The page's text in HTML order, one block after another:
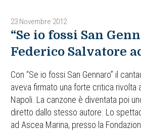
23 Novembre 2012
“Se io fossi San
Federico Salvatore
Con “Se io fossi San Gennaro” il
aveva firmato una forte critica rivolta
Napoli. La canzone è diventata poi
diretto dallo stesso autore. Lo
ad Ascea Marina, presso la